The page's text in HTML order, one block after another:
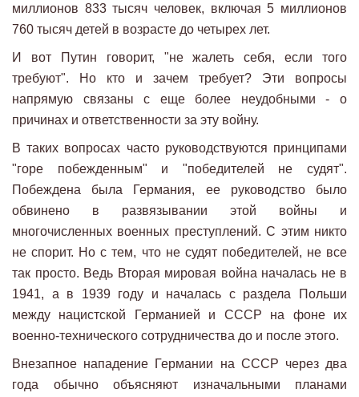
миллионов 833 тысяч человек, включая 5 миллионов
760 тысяч детей в возрасте до четырех лет.
И вот Путин говорит, "не жалеть себя, если того
требуют". Но кто и зачем требует? Эти вопросы
напрямую связаны с еще более неудобными - о
причинах и ответственности за эту войну.
В таких вопросах часто руководствуются принципами
"горе побежденным" и "победителей не судят".
Побеждена была Германия, ее руководство было
обвинено в развязывании этой войны и
многочисленных военных преступлений. С этим никто
не спорит. Но с тем, что не судят победителей, не все
так просто. Ведь Вторая мировая война началась не в
1941, а в 1939 году и началась с раздела Польши
между нацистской Германией и СССР на фоне их
военно-технического сотрудничества до и после этого.
Внезапное нападение Германии на СССР через два
года обычно объясняют изначальными планами